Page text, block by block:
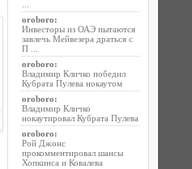
oroboro:
Инвесторы из ОАЭ пытаются
завлечь Мейвезера драться с
П ...
oroboro:
Владимир Кличко победил
Кубрата Пулева нокаутом
oroboro:
Владимир Кличко
нокаутировал Кубрата Пулева
oroboro:
Рой Джонс
прокомментировал шансы
Хопкинса и Ковалева